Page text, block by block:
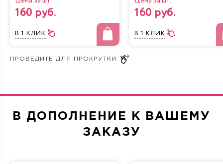
настоящим сюрпризом для гостей.
Подробная информация о том, как заказать торт на день
рождения с доставкой, представлена в
160 руб.
В 1 КЛИК
160 руб.
В 1 КЛИК
В ДОПОЛНЕНИЕ К ВАШЕМУ
ЗАКАЗУ